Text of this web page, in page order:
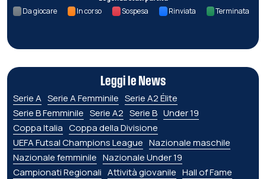
Da giocare In corso Sospesa Rinviata Terminata
Leggi le News
Serie A Serie A Femminile Serie A2 Élite
Serie B Femminile Serie A2 Serie B Under 19
Coppa Italia Coppa della Divisione
UEFA Futsal Champions League Nazionale maschile
Nazionale femminile Nazionale Under 19
Campionati Regionali Attività giovanile Hall of Fame